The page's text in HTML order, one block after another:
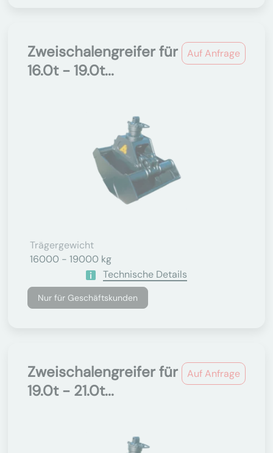
Auf Anfrage
Zweischalengreifer für
16.0t - 19.0t...
Trägergewicht
16000 - 19000 kg
Technische Details
Nur für Geschäftskunden
Auf Anfrage
Zweischalengreifer für
19.0t - 21.0t...